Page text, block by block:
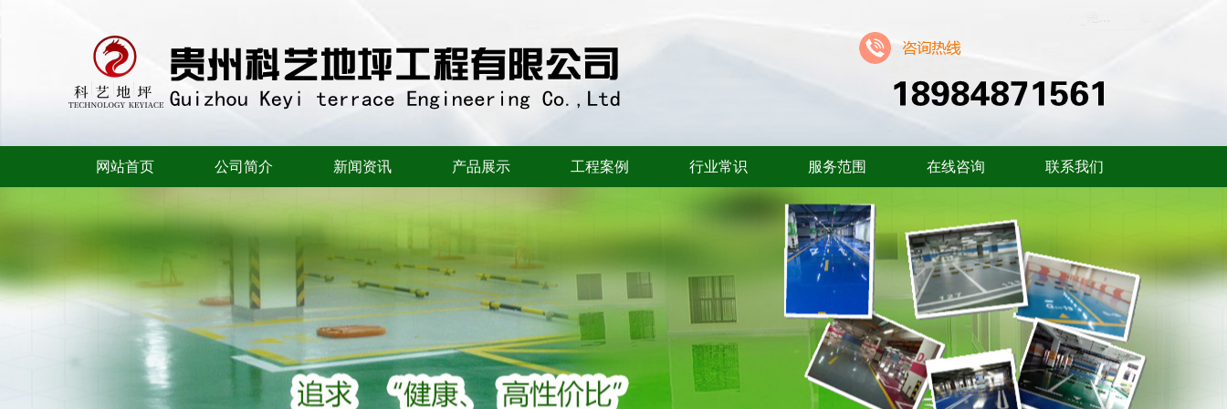
网站首页 公司简介 新闻资讯 产品展示 工程案例 行业常识 服务范围 在线咨询 联系我们